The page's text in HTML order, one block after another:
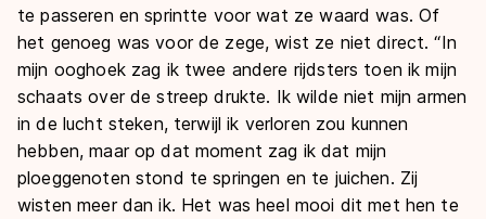
te passeren en sprintte voor wat ze waard was. Of
het genoeg was voor de zege, wist ze niet direct. “In
mijn ooghoek zag ik twee andere rijdsters toen ik mijn
schaats over de streep drukte. Ik wilde niet mijn armen
in de lucht steken, terwijl ik verloren zou kunnen
hebben, maar op dat moment zag ik dat mijn
ploeggenoten stond te springen en te juichen. Zij
wisten meer dan ik. Het was heel mooi dit met hen te